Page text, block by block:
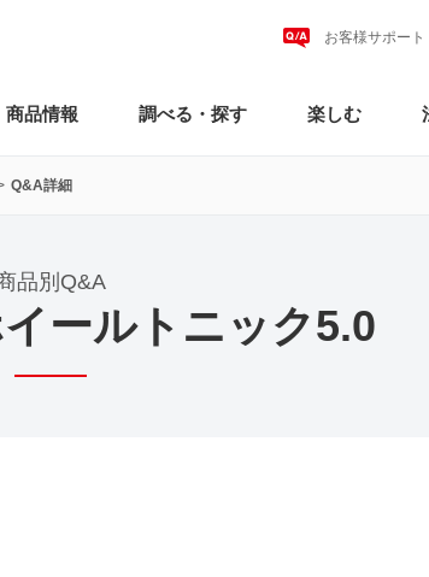
お客様サポート
商品情報 調べる・探す 楽しむ
Q&A詳細
品別Q&A
ールトニック5.0